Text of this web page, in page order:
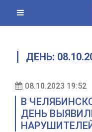
content
ДЕНЬ:
08.10.2023 19:52
В
ДЕНЬ